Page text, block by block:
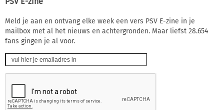
Meld je aan en ontvang elke week een vers PSV E-zine in je
mailbox met al het nieuws en achtergronden. Maar liefst 28.654
fans gingen je al voor.